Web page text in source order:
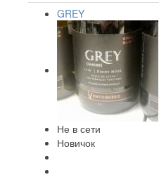
GREY
Не в сети
Новичок